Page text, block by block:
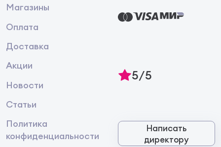
Магазины
Оплата
Доставка
Акции
Новости
Статьи
Политика
конфиденциальности
5/5
Написать
директору